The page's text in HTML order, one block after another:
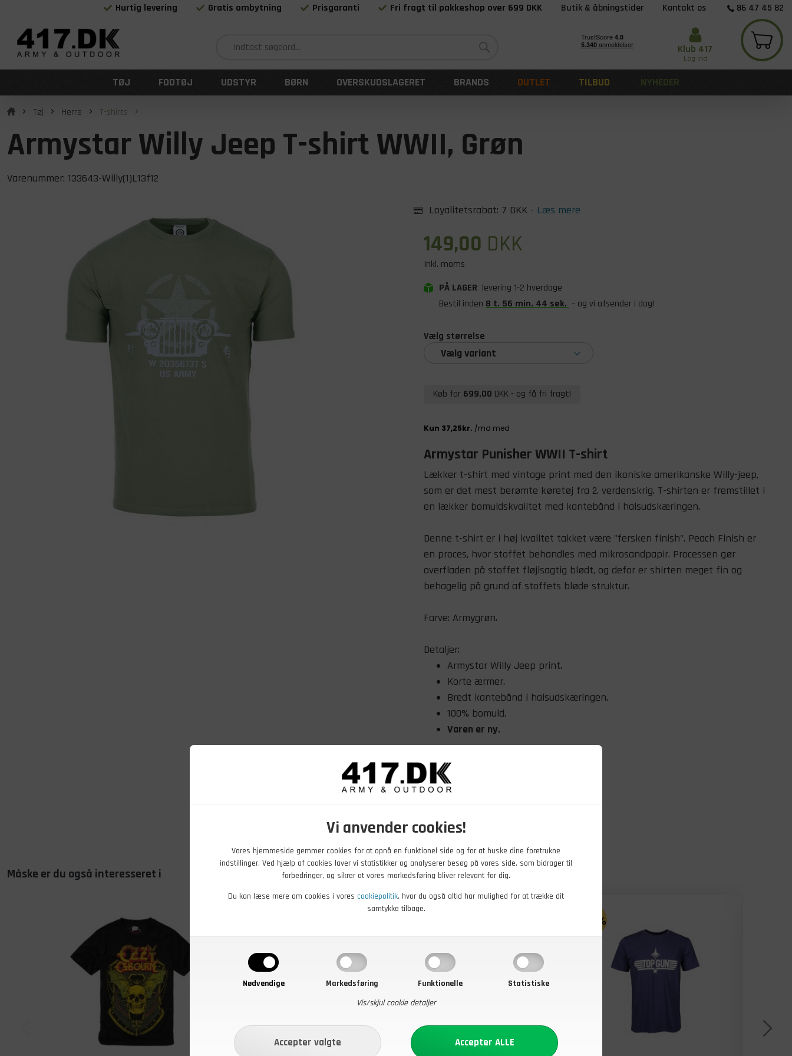
Vi anvender cookies!
Vores hjemmeside gemmer cookies for at opnå en funktionel side og for at huske dine foretrukne
indstillinger. Ved hjælp af cookies laver vi statistikker og analyserer besøg på vores side, som bidrager til
forbedringer, og sikrer at vores markedsføring bliver relevant for dig.
Du kan læse mere om cookies i vores cookiepolitik, hvor du også altid har mulighed for at trække dit
samtykke tilbage.
Nødvendige Markedsføring Funktionelle
Statistiske
Vis/skjul cookie detaljer
Hurtig levering Gratis ombytning Prisgaranti Fri fragt til pakkeshop over 699 DKK Butik & åbningstider Kontakt os
86 47 45 82
Klub 417
Log ind
TØJ FODTØJ UDSTYR BØRN OVERSKUDSLAGERET BRANDS OUTLET TILBUD NYHEDER
Tøj Herre T-shirts
Armystar Willy Jeep T-shirt WWII, Grøn
Varenummer: 133643-Willy(1)L13f12
Loyalitetsrabat: 7 DKK - Læs mere
149,00 DKK
Inkl. moms
PÅ LAGER levering 1-2 hverdage
Bestil inden 8 t. 56 min. 43 sek. – og vi afsender i dag!
Vælg størrelse
Vælg variant
Køb for 699,00 DKK - og få fri fragt!
Armystar Punisher WWII T-shirt
Lækker t-shirt med vintage print med den ikoniske amerikanske Willy-jeep,
som er det mest berømte køretøj fra 2. verdenskrig. T-shirten er fremstillet i
en lækker bomuldskvalitet med kantebånd i halsudskæringen.
Denne t-shirt er i høj kvalitet takket være "fersken finish". Peach Finish er
en proces, hvor stoffet behandles med mikrosandpapir. Processen gør
overfladen på stoffet fløjlsagtig blødt, og defor er shirten meget fin og
behagelig på grund af stoffets bløde struktur.
Farve: Armygrøn.
Detaljer:
Armystar Willy Jeep print.
Korte ærmer.
Bredt kantebånd i halsudskæringen.
100% bomuld.
Varen er ny.
Må vaskes ved 40°.
Må ikke tørretumbles.
Måske er du også interesseret i
- 55%